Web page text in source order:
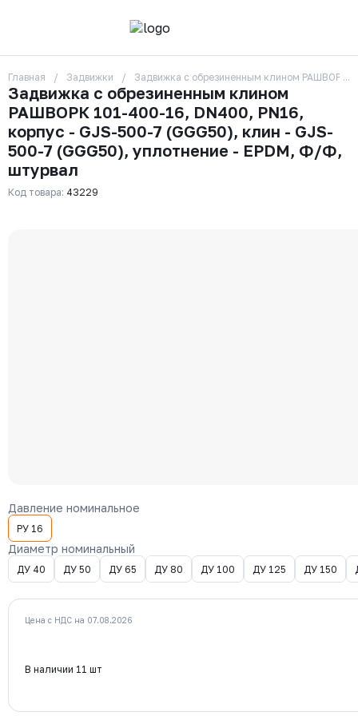
О компании
Контакты
Бренды
Отзывы
Сотрудники
Вакансии
Доставка
Оплата
Главная Задвижки Задвижка с обрезиненным клином РАШВОРК
Задвижка с обрезиненным клином
РАШВОРК 101-400-16, DN400, PN16,
корпус - GJS-500-7 (GGG50), клин - GJS-
500-7 (GGG50), уплотнение - EPDM, Ф/Ф,
штурвал
Код товара: 43229
Давление номинальное
РУ 16
Диаметр номинальный
ДУ 40 ДУ 50 ДУ 65 ДУ 80 ДУ 100 ДУ 125 ДУ 150
Цена с НДС на 07.08.2026
В наличии 11 шт